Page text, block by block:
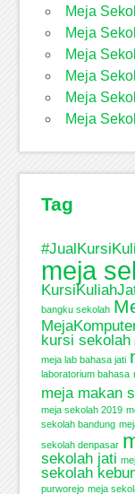
Meja
Meja
Meja
Meja
Meja
Meja
Tag
meja
bangku sekolah
kursi sekolah
meja lab bahasa jati
laboratorium bahasa
meja makan
meja sekolah 2019
sekolah bandung
sekolah denpasar
sekolah jati
sekolah
purworejo meja